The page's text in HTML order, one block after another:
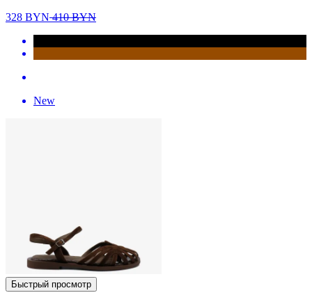
328 BYN410BYN
New
Быстрый просмотр